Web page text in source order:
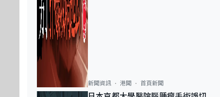
新聞資訊 港聞 首頁新聞